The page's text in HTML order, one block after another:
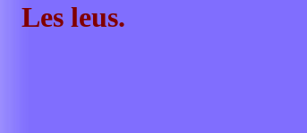
Les leus.